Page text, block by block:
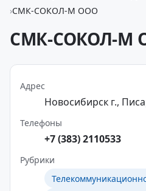
СМК-СОКОЛ-М ООО
СМК-СОКОЛ-М
Адрес
Новосибирск г.,
Телефоны
+7 (383) 2110533
Рубрики